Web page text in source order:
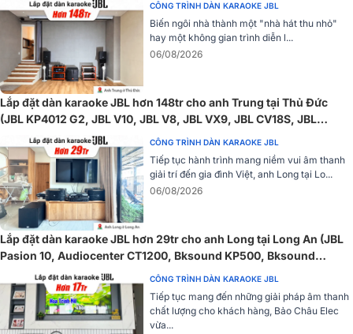
JBL Signature trứ danh siêu mạnh mẽ và trầm ổn. Dải đáp ứng tần
số động rộng khoảng 20 Hz - 20 kHz mang đến âm thanh được
nghe chống ồn chủ động JBL Live Pro 2 TWStái tạo hoàn hảo đầy
đủ các dải tần.
Chống ồn chủ động thích ứng cùng Chế độ môi trường thông
minh
Tính năng Chống ồn chủ động thích ứng (Adaptive Noise
Cancelling) có chức năng tự động điều chỉnh trường âm, cô lập và
giảm thiểu tiếng ồn mang đến chất nhạc hoàn hảo dù bạn đang ở
bất cứ nơi đâu. Ngoài ra, bạn có thể Kích hoạt tính năng Môi trường
thông minh Smart Ambient khi bạn cần nhận biết sự kiện đang xảy
ra trong môi trường xung quanh mà không cần tháo tai nghe xuống.
Thời gian chơi nhạc liên tục 40 giờ
CÔNG TRÌNH DÀN KARAOKE JBL
Biến ngôi nhà thành một "nhà hát thu nhỏ"
hay một không gian trình diễn l...
06/08/2026
Lắp đặt dàn karaoke JBL hơn 148tr cho anh Trung tại Thủ Đức
(JBL KP4012 G2, JBL V10, JBL V8, JBL VX9, JBL CV18S, JBL
VM300, TIYN M8...)
CÔNG TRÌNH DÀN KARAOKE JBL
Tiếp tục hành trình mang niềm vui âm thanh
giải trí đến gia đình Việt, anh Long tại Lo...
06/08/2026
Lắp đặt dàn karaoke JBL hơn 29tr cho anh Long tại Long An (JBL
Pasion 10, Audiocenter CT1200, Bksound KP500, Bksound
SW212, BCE U900 Plus X)
CÔNG TRÌNH DÀN KARAOKE JBL
Tiếp tục mang đến những giải pháp âm thanh
chất lượng cho khách hàng, Bảo Châu Elec
vừa...